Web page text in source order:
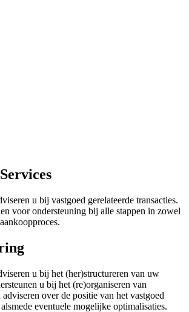
u bij vastgoed gerelateerde transacties.
voor ondersteuning bij alle stappen in zowel
u bij het (her)structureren van uw
u bij het (re)organiseren van
over de positie van het vastgoed
eventuele mogelijke optimalisaties.